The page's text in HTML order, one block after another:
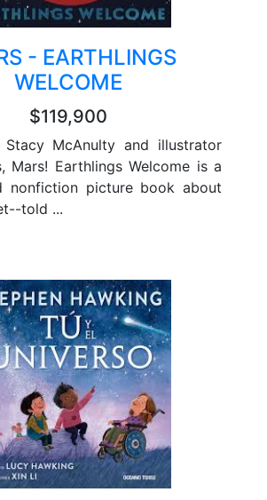
- EARTHLINGS
WELCOME
$119,900
McAnulty and illustrator
Mars! Earthlings Welcome is a
nonfiction picture book about
told ...